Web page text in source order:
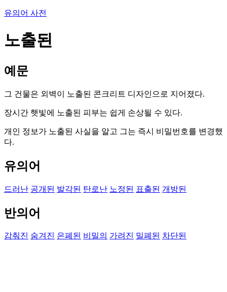
유의어 사전
노출된
예문
그 건물은 외벽이 노출된 콘크리트 디자인으로 지어졌다.
장시간 햇빛에 노출된 피부는 쉽게 손상될 수 있다.
개인 정보가 노출된 사실을 알고 그는 즉시 비밀번호를 변경했
다.
유의어
드러난 공개된 발각된 탄로난 노정된 표출된 개방된
반의어
감춰진 숨겨진 은폐된 비밀의 가려진 밀폐된 차단된